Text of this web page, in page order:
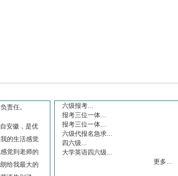
六级报考...
报考三位一体...
报考三位一体...
六级代报名急求...
四六级...
大学英语四六级...
更多...